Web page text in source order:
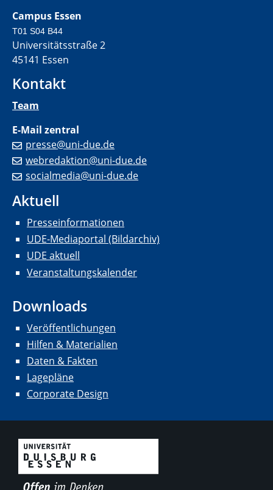
Campus Essen
T01 S04 B44
Universitätsstraße 2
45141 Essen
Kontakt
Team
E-Mail zentral
presse@uni-due.de
webredaktion@uni-due.de
socialmedia@uni-due.de
Aktuell
Presseinformationen
UDE-Mediaportal (Bildarchiv)
UDE aktuell
Veranstaltungskalender
Downloads
Veröffentlichungen
Hilfen & Materialien
Daten & Fakten
Lagepläne
Corporate Design